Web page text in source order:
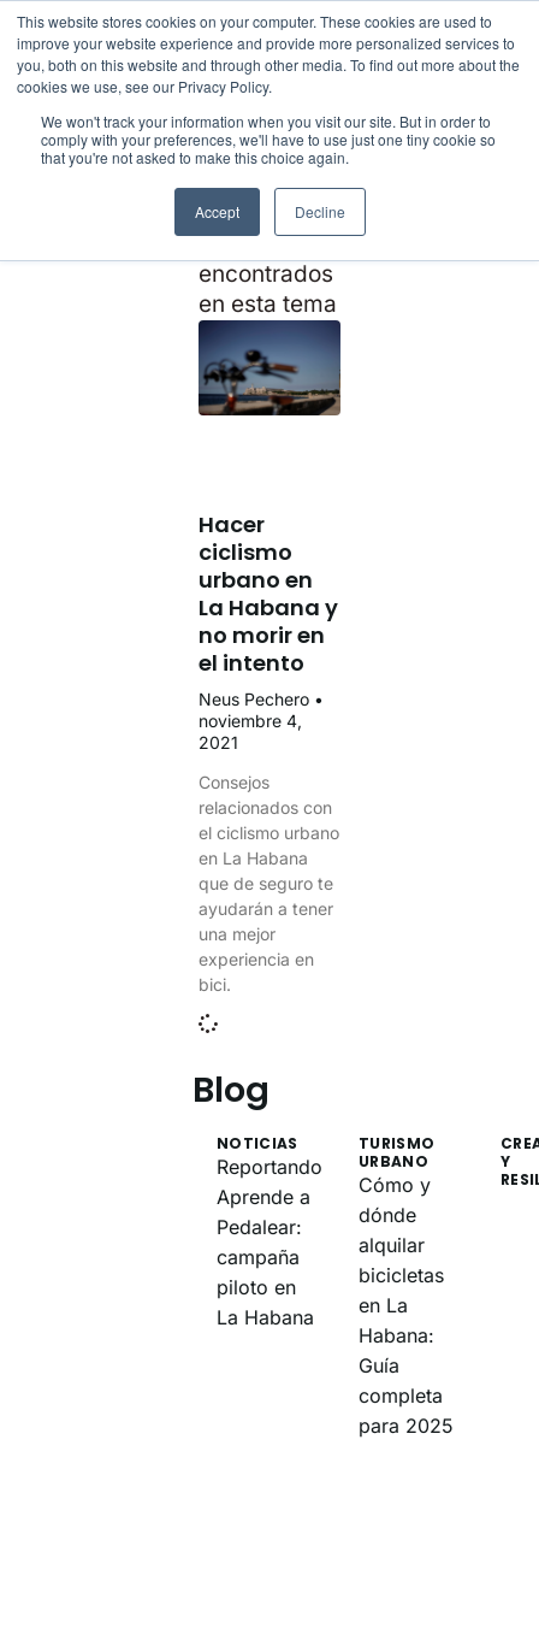
This website stores cookies on your computer. These cookies are used to
improve your website experience and provide more personalized services to
you, both on this website and through other media. To find out more about the
cookies we use, see our Privacy Policy.
We won't track your information when you visit our site. But in order to
comply with your preferences, we'll have to use just one tiny cookie so
that you're not asked to make this choice again.
Accept Decline
Reparación
Artículos
encontrados
en esta tema
Hacer
ciclismo
urbano en
La Habana y
no morir en
el intento
Neus Pechero
noviembre 4,
2021
Consejos
relacionados con
el ciclismo urbano
en La Habana
que de seguro te
ayudarán a tener
una mejor
experiencia en
bici.
Blog
NOTICIAS
Reportando
Aprende a
Pedalear:
campaña
piloto en
La Habana
TURISMO
URBANO
Cómo y
dónde
alquilar
bicicletas
en La
Habana:
Guía
completa
para 2025
Y